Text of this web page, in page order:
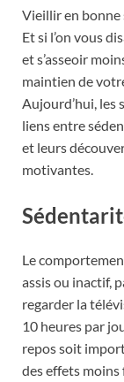
Vieillir en bonne
Et si l’on vous
et s’asseoir
maintien de
Aujourd’hui, les
liens entre
et leurs
motivantes.
Le
assis ou inactif,
regarder la
10 heures par
repos soit
des effets moins